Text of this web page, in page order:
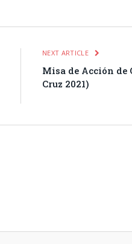
NEXT ARTICLE
Misa de Acción de
Cruz 2021)